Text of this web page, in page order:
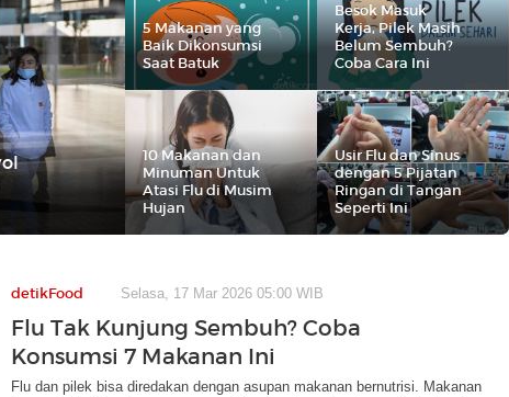
5 Makanan yang
Baik Dikonsumsi
Saat Batuk
Besok Masuk
Kerja, Pilek Masih
Belum Sembuh?
Coba Cara Ini
10 Makanan dan
Minuman Untuk
Atasi Flu di Musim
Hujan
Usir Flu dan Sinus
dengan 5 Pijatan
Ringan di Tangan
Seperti Ini
detikFood Selasa, 17 Mar 2026 05:00 WIB
Flu Tak Kunjung Sembuh? Coba
Konsumsi 7 Makanan Ini
Flu dan pilek bisa diredakan dengan asupan makanan bernutrisi. Makanan